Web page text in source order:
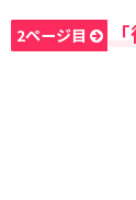
2ページ目